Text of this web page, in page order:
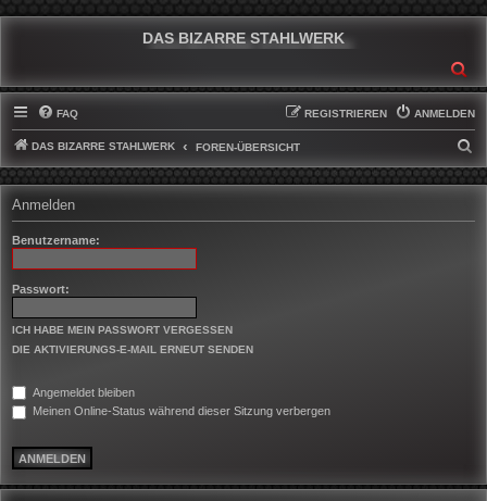
DAS BIZARRE STAHLWERK
FAQ ANMELDEN
REGISTRIEREN
DAS BIZARRE STAHLWERK FOREN-ÜBERSICHT
U
H
Anmelden
Benutzername:
Passwort:
ICH HABE MEIN PASSWORT VERGESSEN
DIE AKTIVIERUNGS-E-MAIL ERNEUT SENDEN
Angemeldet bleiben
Meinen Online-Status während dieser Sitzung verbergen